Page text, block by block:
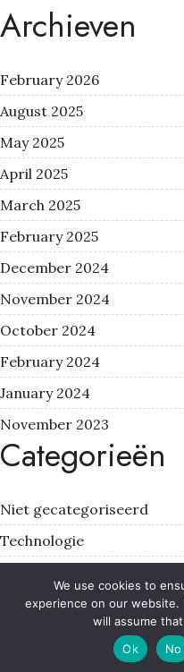
Archieven
February 2026
August 2025
May 2025
April 2025
March 2025
February 2025
December 2024
November 2024
October 2024
February 2024
January 2024
November 2023
Categorieën
Niet gecategoriseerd
Technologie
Webontwikkeling
Your
We use cookies to
experience on our
will assume
Ok
No